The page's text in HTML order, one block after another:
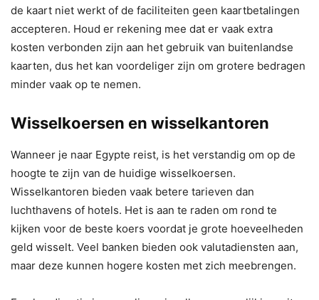
de kaart niet werkt of de faciliteiten geen kaartbetalingen
accepteren. Houd er rekening mee dat er vaak extra
kosten verbonden zijn aan het gebruik van buitenlandse
kaarten, dus het kan voordeliger zijn om grotere bedragen
minder vaak op te nemen.
Wisselkoersen en wisselkantoren
Wanneer je naar Egypte reist, is het verstandig om op de
hoogte te zijn van de huidige wisselkoersen.
Wisselkantoren bieden vaak betere tarieven dan
luchthavens of hotels. Het is aan te raden om rond te
kijken voor de beste koers voordat je grote hoeveelheden
geld wisselt. Veel banken bieden ook valutadiensten aan,
maar deze kunnen hogere kosten met zich meebrengen.